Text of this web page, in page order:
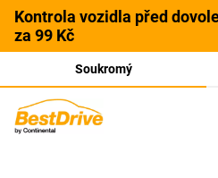
Kontrola vozidla před
za 99 Kč
Soukromý